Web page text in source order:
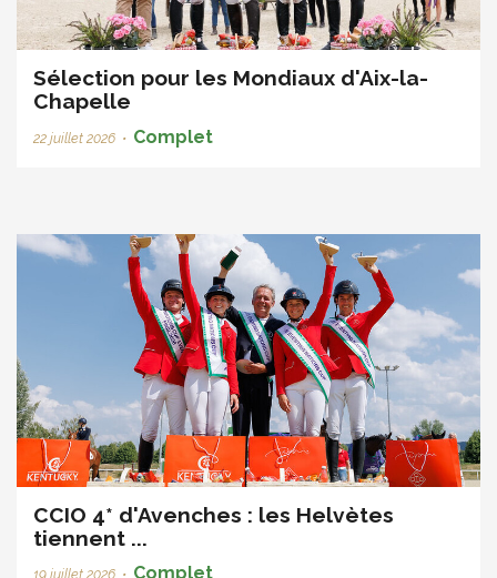
Sélection pour les Mondiaux d'Aix-la-
Chapelle
22 juillet 2026 • Complet
CCIO 4* d'Avenches : les Helvètes
tiennent ...
19 juillet 2026 • Complet